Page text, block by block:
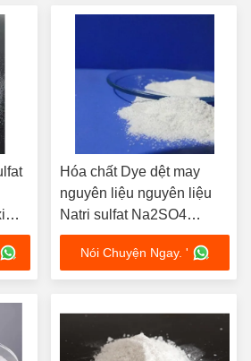
Hóa chất Dye dệt may
nguyên liệu nguyên liệu
Natri sulfat Na2SO4
142.06 Trọng lượng phân
Nói Chuyện Ngay. '